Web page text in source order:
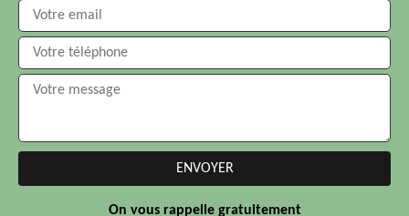
On vous rappelle gratuitement